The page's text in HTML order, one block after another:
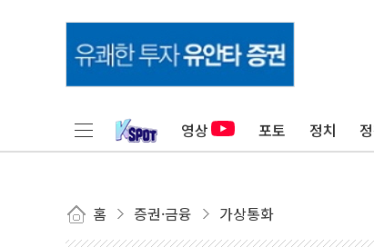
영상 포토 정치
홈 증권·금융 가상통화